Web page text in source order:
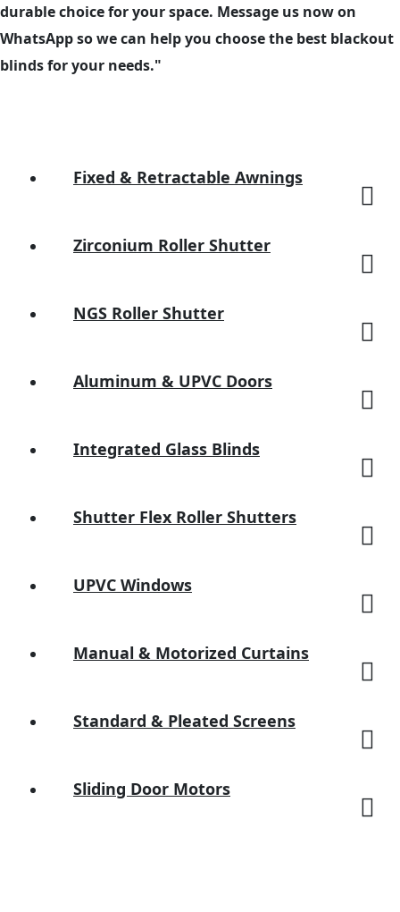
durable choice for your space. Message us now on
WhatsApp so we can help you choose the best blackout
blinds for your needs."
Fixed & Retractable Awnings
Zirconium Roller Shutter
NGS Roller Shutter
Aluminum & UPVC Doors
Integrated Glass Blinds
Shutter Flex Roller Shutters
UPVC Windows
Manual & Motorized Curtains
Standard & Pleated Screens
Sliding Door Motors